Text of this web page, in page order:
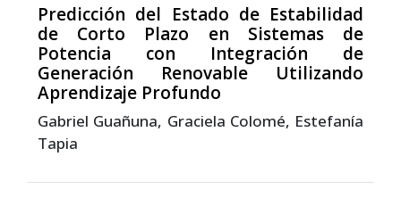
Predicción del Estado de Estabilidad
de Corto Plazo en Sistemas de
Potencia con Integración de
Generación Renovable Utilizando
Aprendizaje Profundo
Gabriel Guañuna, Graciela Colomé, Estefanía
Tapia